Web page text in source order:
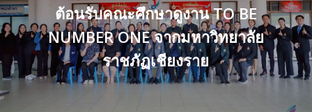
ต้อนรับคณะศึกษาดูงาน TO BE
NUMBER ONE จากมหาวิทยาลัย
ราชภัฏเชียงราย